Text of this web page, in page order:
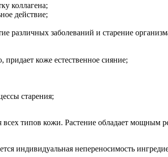
коллагена;
действие;
различных заболеваний и старение
придает коже естественное сияние;
старения;
всех типов кожи. Растение обладает
индивидуальная непереносимость